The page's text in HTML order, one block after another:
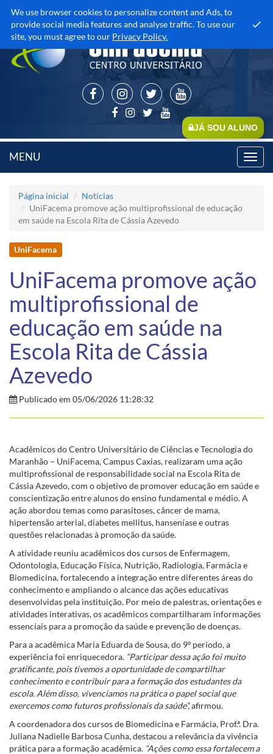
We use browser cookies to personalize content and Ads, to
provide social media features and analyse traffic. To use our
site, you must agree to our Privacy Policy.
JÁ SOU ALUNO
MENU
Página inicial
Notícias
UniFacema promove ação multiprofissional de educação
em saúde na Escola Rita de Cássia Azevedo
UniFacema
UniFacema promove ação
multiprofissional de
educação em saúde na
Escola Rita de Cássia
Azevedo
Publicado em 05/06/2026 11:28:32
Acadêmicos do Centro Universitário de Ciências e Tecnologia do
Maranhão – UniFacema, Campus Caxias, realizaram uma ação
multiprofissional de responsabilidade social na Escola Rita de
Cássia Azevedo, com o objetivo de promover educação em saúde e
conscientização entre alunos do ensino fundamental e médio. A
ação abordou temas como parasitoses, câncer de mama,
hipertensão arterial, diabetes mellitus, hanseníase e outras
questões relacionadas à promoção da saúde.
A atividade reuniu acadêmicos dos cursos de Enfermagem,
Odontologia, Educação Física, Nutrição, Radiologia, Farmácia e
Biomedicina, fortalecendo a integração entre diferentes áreas do
conhecimento e ampliando o alcance das ações educativas
desenvolvidas pela instituição. Por meio de palestras, orientações e
atividades interativas, os acadêmicos compartilharam informações
essenciais para a promoção da saúde e prevenção de doenças.
Para a acadêmica Maria Eduarda de Sousa, do 9º período, a
experiência foi enriquecedora. “Participar dessa ação foi muito
gratificante, pois tivemos a oportunidade de compartilhar
conhecimento e contribuir para a formação dos estudantes da
escola. Além disso, vivenciamos na prática o papel social que
exercemos como futuros profissionais da saúde”,afirmou.
A coordenadora dos cursos de Biomedicina e Farmácia, Prof.ª. Dra.
Juliana Nadielle Barbosa Cunha, destacou a relevância da vivência
prática para a formação acadêmica. “Ações como essa fortalecem a